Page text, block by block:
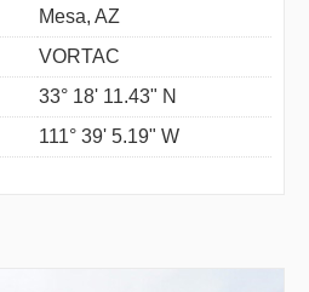
Mesa, AZ
VORTAC
33° 18' 11.43" N
111° 39' 5.19" W